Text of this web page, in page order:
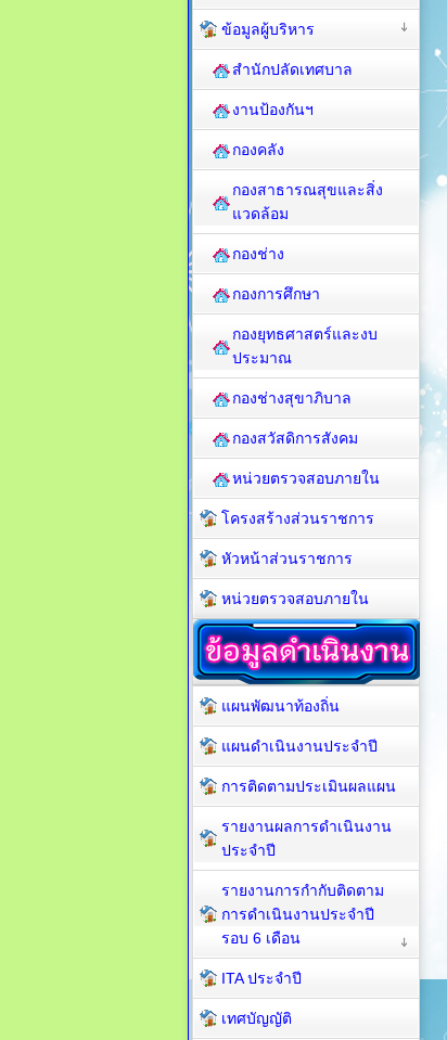
ข้อมูลผู้บริหาร
สำนักปลัดเทศบาล
งานป้องกันฯ
กองคลัง
กองสาธารณสุขและสิ่ง
แวดล้อม
กองช่าง
กองการศึกษา
กองยุทธศาสตร์และงบ
ประมาณ
กองช่างสุขาภิบาล
กองสวัสดิการสังคม
หน่วยตรวจสอบภายใน
โครงสร้างส่วนราชการ
หัวหน้าส่วนราชการ
หน่วยตรวจสอบภายใน
แผนพัฒนาท้องถิ่น
แผนดำเนินงานประจำปี
การติดตามประเมินผลแผน
รายงานผลการดำเนินงาน
ประจำปี
รายงานการกำกับติดตาม
การดำเนินงานประจำปี
รอบ 6 เดือน
ITA ประจำปี
เทศบัญญัติ